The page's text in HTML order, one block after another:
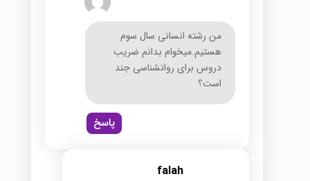
من رشته انساني سال سوم
هستيم.ميخوام بدانم ضريب
دروس براي روانشناسي جند
است؟
پاسخ
falah